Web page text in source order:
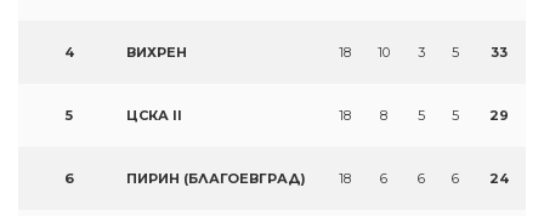
4 ВИХРЕН 18 10 3 5 33
5 ЦСКА II 18 8 5 5 29
6 ПИРИН (БЛАГОЕВГРАД) 18 6 6 6 24